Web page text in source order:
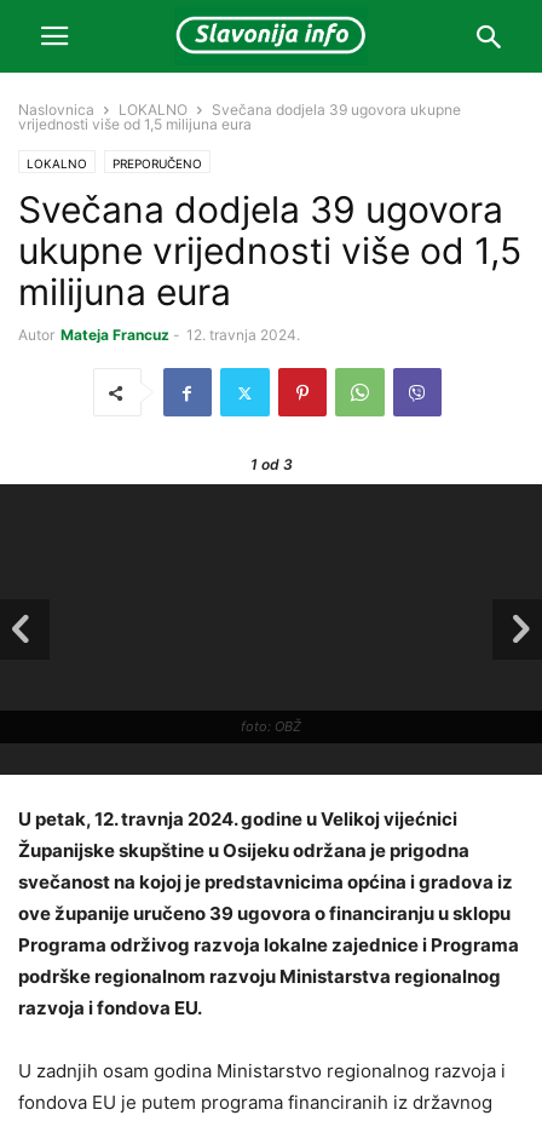
Naslovnica LOKALNO
Svečana dodjela 39 ugovora ukupne
vrijednosti više od 1,5 milijuna eura
LOKALNO PREPORUČENO
Svečana dodjela 39 ugovora
ukupne vrijednosti više od 1,5
milijuna eura
Autor Mateja Francuz - 12. travnja 2024.
1od 3
foto: OBŽ
U petak, 12. travnja 2024. godine u Velikoj vijećnici
Županijske skupštine u Osijeku održana je prigodna
svečanost na kojoj je predstavnicima općina i gradova iz
ove županije uručeno 39 ugovora o financiranju u sklopu
Programa održivog razvoja lokalne zajednice i Programa
podrške regionalnom razvoju Ministarstva regionalnog
razvoja i fondova EU.
U zadnjih osam godina Ministarstvo regionalnog razvoja i
fondova EU je putem programa financiranih iz državnog